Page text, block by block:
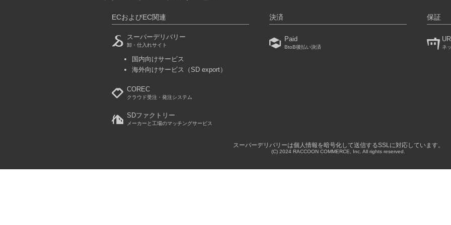
ECおよびEC関連
スーパーデリバリー
卸・仕入れサイト
国内向けサービス
海外向けサービス
（SD export）
COREC
クラウド受注・発注システム
SDファクトリー
メーカーと工場のマッチングサービス
決済
Paid
BtoB後払い決済
保証
ネ
スーパーデリバリーは個人情報を暗号化して送信するSSLに対応しています。
(C) 2024 RACCOON COMMERCE, Inc. All rights reserved.